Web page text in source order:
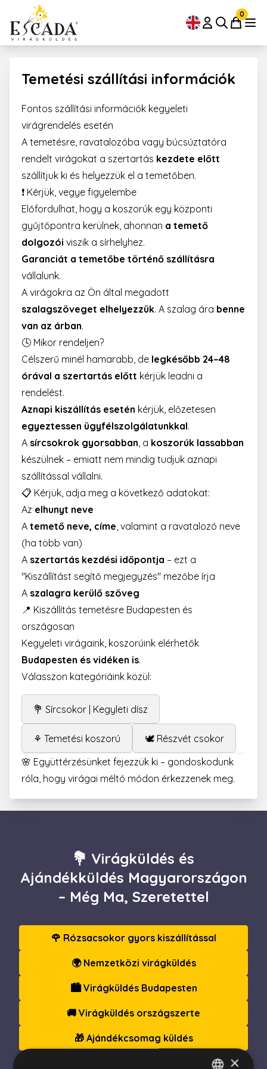
0
Temetési szállítási információk
Fontos szállítási információk kegyeleti
virágrendelés esetén
A temetésre, ravatalozóba vagy búcsúztatóra
rendelt virágokat a szertartás kezdete előtt
szállítjuk ki és helyezzük el a temetőben.
❗ Kérjük, vegye figyelembe
Előfordulhat, hogy a koszorúk egy központi
gyűjtőpontra kerülnek, ahonnan a temető
dolgozói viszik a sírhelyhez.
Garanciát a temetőbe történő szállításra
vállalunk.
A virágokra az Ön által megadott
szalagszöveget elhelyezzük. A szalag ára benne
van az árban.
🕓 Mikor rendeljen?
Célszerű minél hamarabb, de legkésőbb 24–48
órával a szertartás előtt kérjük leadni a
rendelést.
Aznapi kiszállítás esetén kérjük, előzetesen
egyeztessen ügyfélszolgálatunkkal.
A sírcsokrok gyorsabban, a koszorúk lassabban
készülnek – emiatt nem mindig tudjuk aznapi
szállítással vállalni.
📋 Kérjük, adja meg a következő adatokat:
Az elhunyt neve
A temető neve, címe, valamint a ravatalozó neve
(ha több van)
A szertartás kezdési időpontja – ezt a
"Kiszállítást segítő megjegyzés" mezőbe írja
A szalagra kerülő szöveg
📍 Kiszállítás temetésre Budapesten és
országosan
Kegyeleti virágaink, koszorúink elérhetők
Budapesten és vidéken is.
Válasszon kategóriáink közül:
💐 Sírcsokor | Kegyleti dísz
⚘ Temetési koszorú
🕊️ Részvét csokor
🌸 Együttérzésünket fejezzük ki – gondoskodunk
róla, hogy virágai méltó módon érkezzenek meg.
💐 Virágküldés és
Ajándékküldés Magyarországon
– Még Ma, Szeretettel
🌹 Rózsacsokor gyors kiszállítással
🌍 Nemzetközi virágküldés
🏙️ Virágküldés Budapesten
🚚 Virágküldés országszerte
🎁 Ajándékcsomag küldés
×